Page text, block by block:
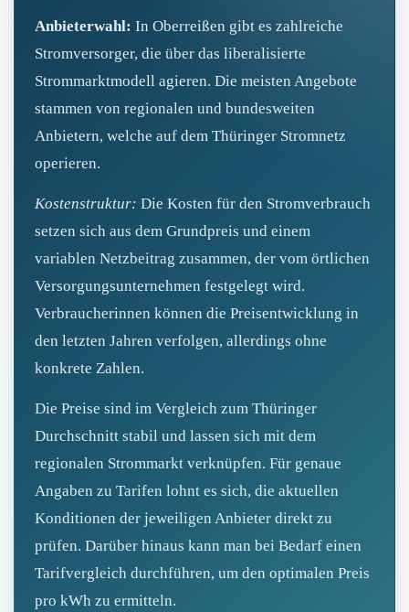
Anbieterwahl: In Oberreißen gibt es zahlreiche
Stromversorger, die über das liberalisierte
Strommarktmodell agieren. Die meisten Angebote
stammen von regionalen und bundesweiten
Anbietern, welche auf dem Thüringer Stromnetz
operieren.
Kostenstruktur: Die Kosten für den Stromverbrauch
setzen sich aus dem Grundpreis und einem
variablen Netzbeitrag zusammen, der vom örtlichen
Versorgungsunternehmen festgelegt wird.
Verbraucherinnen können die Preisentwicklung in
den letzten Jahren verfolgen, allerdings ohne
konkrete Zahlen.
Die Preise sind im Vergleich zum Thüringer
Durchschnitt stabil und lassen sich mit dem
regionalen Strommarkt verknüpfen. Für genaue
Angaben zu Tarifen lohnt es sich, die aktuellen
Konditionen der jeweiligen Anbieter direkt zu
prüfen. Darüber hinaus kann man bei Bedarf einen
Tarifvergleich durchführen, um den optimalen Preis
pro kWh zu ermitteln.